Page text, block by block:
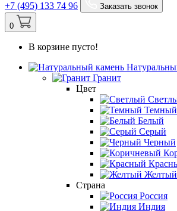
+7 (495) 133 74 96 Заказать звонок
0
В корзине пусто!
Гранит
Цвет
Темный
Белый
Серый
Черный
Желтый
Страна
Россия
Индия